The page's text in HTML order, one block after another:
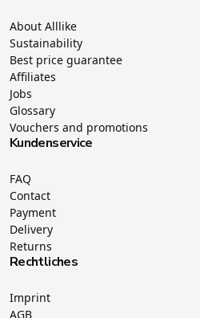
About Alllike
Sustainability
Best price guarantee
Affiliates
Jobs
Glossary
Vouchers and promotions
Kundenservice
FAQ
Contact
Payment
Delivery
Returns
Rechtliches
Imprint
AGB